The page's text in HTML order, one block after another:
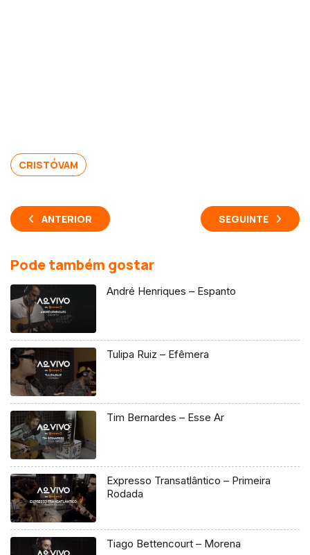
CRISTÓVAM
ANTERIOR SEGUINTE
Pode também gostar
André Henriques – Espanto
Tulipa Ruiz – Efêmera
Tim Bernardes – Esse Ar
Expresso Transatlântico – Primeira
Rodada
Tiago Bettencourt – Morena